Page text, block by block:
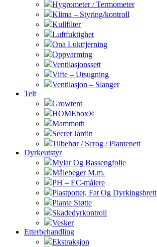
Hygrometer / Termometer
Klima – Styring/kontroll
Kullfilter
Luftfuktighet
Ona Luktfjerning
Oppvarming
Ventilasjonssett
Vifte – Utsugning
Ventilasjon – Slanger
Telt
Growtent
HOMEbox®
Mammoth
Secret Jardin
Tilbehør / Scrog / Plantenett
Dyrkeutstyr
Mylar Og Bassengfolie
Målebeger M.m.
PH – EC-målere
Plastpotter, Fat Og Dyrkingsbrett
Plante Støtte
Skadedyrkontroll
Vesker
Etterbehandling
Ekstraksjon